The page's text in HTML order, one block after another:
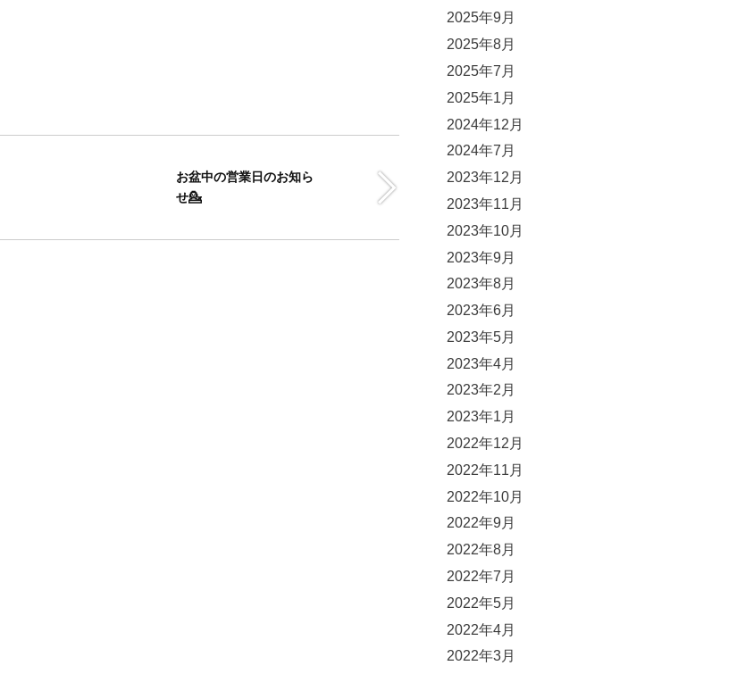
お盆中の営業日のお知ら
せ💁
2025年9月
2025年8月
2025年7月
2025年1月
2024年12月
2024年7月
2023年12月
2023年11月
2023年10月
2023年9月
2023年8月
2023年6月
2023年5月
2023年4月
2023年2月
2023年1月
2022年12月
2022年11月
2022年10月
2022年9月
2022年8月
2022年7月
2022年5月
2022年4月
2022年3月